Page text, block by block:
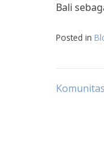
Bali
Posted in
Post